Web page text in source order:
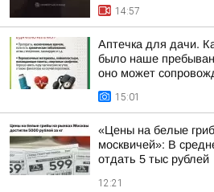
14:57
Аптечка для дачи.
было наше
оно может
15:01
«Цены на белые
москвичей»: В
отдать 5 тыс рублей
12:21